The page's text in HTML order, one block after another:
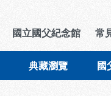
國立國父紀念館 常
典藏瀏覽 國